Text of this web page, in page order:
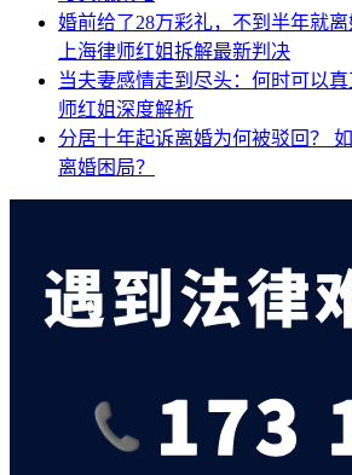
婚前给了28万彩礼，不到半年就离
上海律师红姐拆解最新判决
当夫妻感情走到尽头：何时可以真
师红姐深度解析
分居十年起诉离婚为何被驳回？
离婚困局？